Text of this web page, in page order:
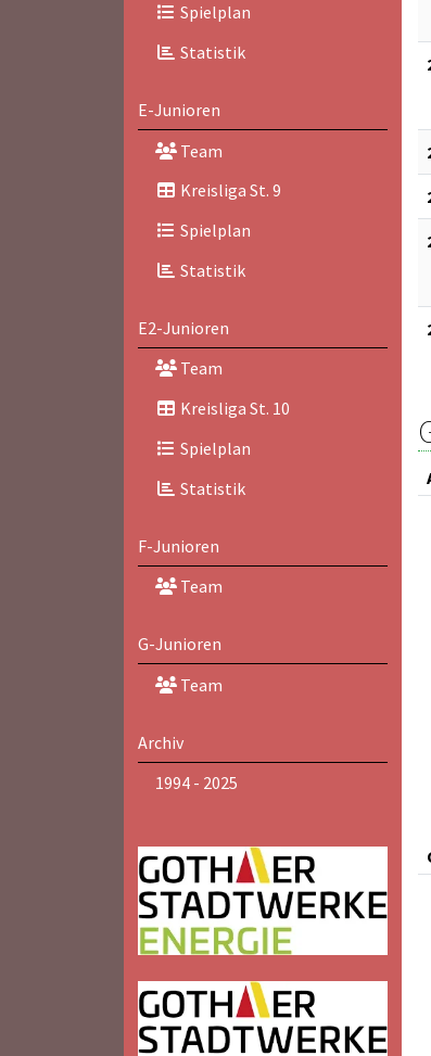
Spielplan
Statistik
E-Junioren
Team
Kreisliga St. 9
Spielplan
Statistik
E2-Junioren
Team
Kreisliga St. 10
Spielplan
Statistik
F-Junioren
Team
G-Junioren
Team
Archiv
1994 - 2025